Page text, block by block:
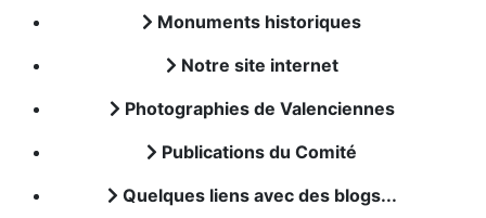
Monuments historiques
Notre site internet
Photographies de Valenciennes
Publications du Comité
Quelques liens avec des blogs...